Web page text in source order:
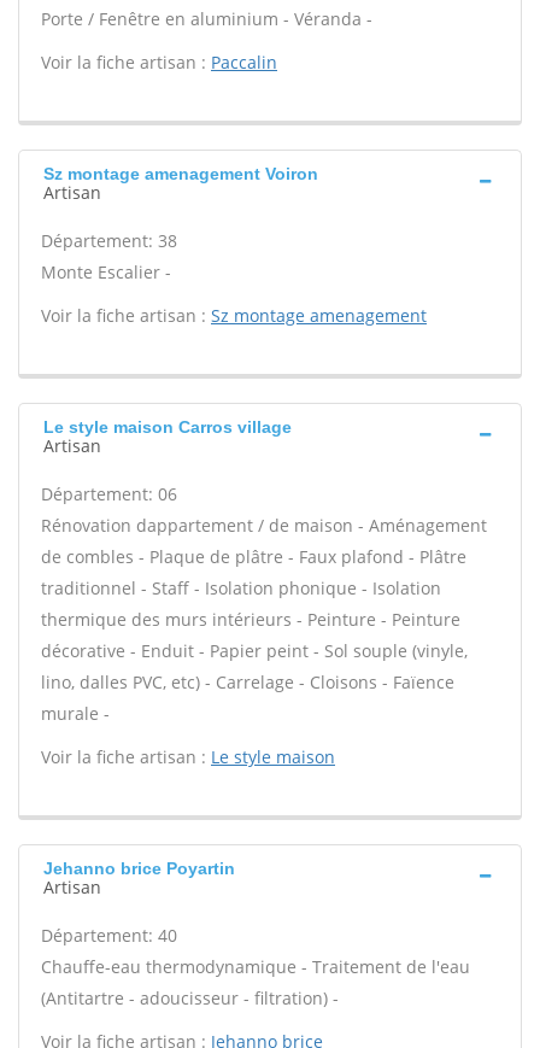
Porte / Fenêtre en aluminium - Véranda -
Voir la fiche artisan : Paccalin
Sz montage amenagement Voiron
Artisan
Département: 38
Monte Escalier -
Voir la fiche artisan : Sz montage amenagement
Le style maison Carros village
Artisan
Département: 06
Rénovation dappartement / de maison - Aménagement
de combles - Plaque de plâtre - Faux plafond - Plâtre
traditionnel - Staff - Isolation phonique - Isolation
thermique des murs intérieurs - Peinture - Peinture
décorative - Enduit - Papier peint - Sol souple (vinyle,
lino, dalles PVC, etc) - Carrelage - Cloisons - Faïence
murale -
Voir la fiche artisan : Le style maison
Jehanno brice Poyartin
Artisan
Département: 40
Chauffe-eau thermodynamique - Traitement de l'eau
(Antitartre - adoucisseur - filtration) -
Voir la fiche artisan : Jehanno brice